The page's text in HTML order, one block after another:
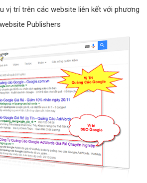
vị trí trên các website liên kết với phương
Publishers